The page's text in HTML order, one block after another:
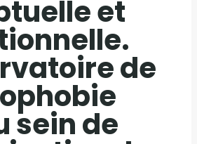
et
de
sein de